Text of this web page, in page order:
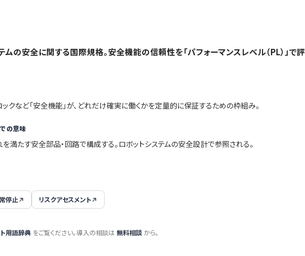
の安全に関する国際規格。安全機能の信頼性を「パフォーマンスレベル（PL）」で評
クなど「安全機能」が、どれだけ確実に働くかを定量的に保証するための枠組み。
の意味
満たす安全部品・回路で構成する。ロボットシステムの安全設計で参照される。
停止 リスクアセスメント
用語辞典 をご覧ください。導入の相談は 無料相談 から。